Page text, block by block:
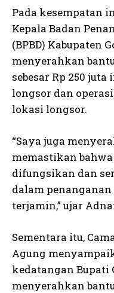
Pada kesempatan
Kepala Badan
(BPBD) Kabupaten
menyerahkan
sebesar Rp 250
longsor dan
lokasi longsor.
“Saya juga
memastikan
difungsikan dan
dalam
terjamin,” ujar
Sementara itu,
Agung
kedatangan Bupati
menyerahkan